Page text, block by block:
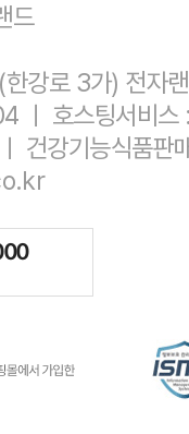
드
강로 3가) 전자
ㅣ 호스팅서비
건강기능식품